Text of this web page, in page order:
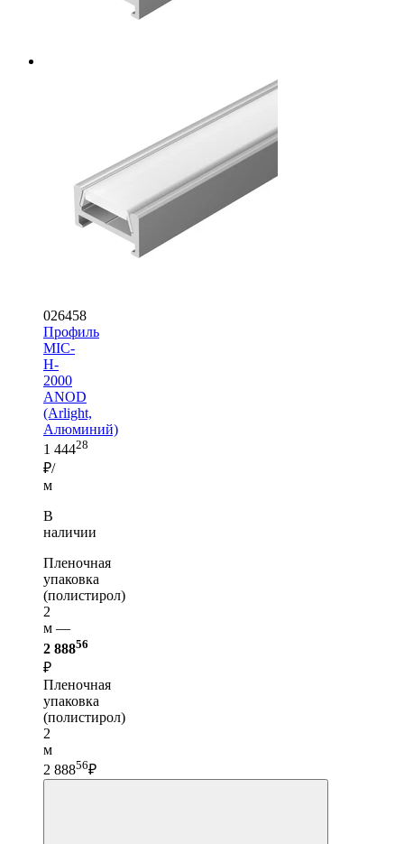
026458
Профиль
MIC-
H-
2000
ANOD
(Arlight,
Алюминий)
1 44428
₽/
м
В
наличии
Пленочная
упаковка
(полистирол)
2
м —
2 88856
₽
Пленочная
упаковка
(полистирол)
2
м
2 88856₽